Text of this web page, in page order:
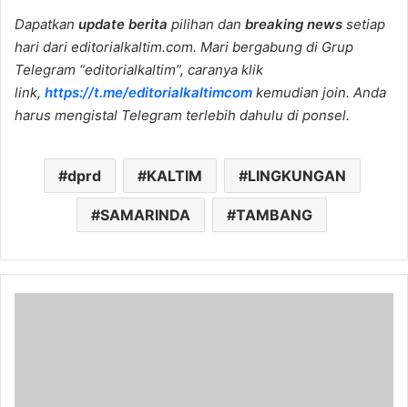
Dapatkan update berita pilihan dan breaking news setiap
hari dari editorialkaltim.com. Mari bergabung di Grup
Telegram “editorialkaltim”, caranya klik
link, https://t.me/editorialkaltimcom kemudian join. Anda
harus mengistal Telegram terlebih dahulu di ponsel.
dprd KALTIM LINGKUNGAN
SAMARINDA TAMBANG